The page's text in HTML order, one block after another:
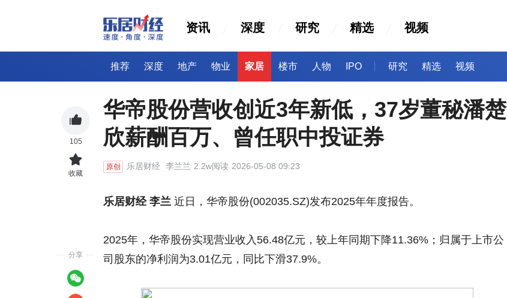
资讯 深度 研究 精选 视频
推荐 深度 地产 物业 家居 楼市 人物 IPO 研究 精选 视频
华帝股份营收创近3年新低，37岁董秘潘楚
欣薪酬百万、曾任职中投证券
原创 乐居财经 李兰兰 2.2w阅读 2026-05-08 09:23
乐居财经 李兰 近日，华帝股份(002035.SZ)发布2025年年度报告。
2025年，华帝股份实现营业收入56.48亿元，较上年同期下降11.36%；归属于上市公
司股东的净利润为3.01亿元，同比下滑37.9%。
105
收藏
分享